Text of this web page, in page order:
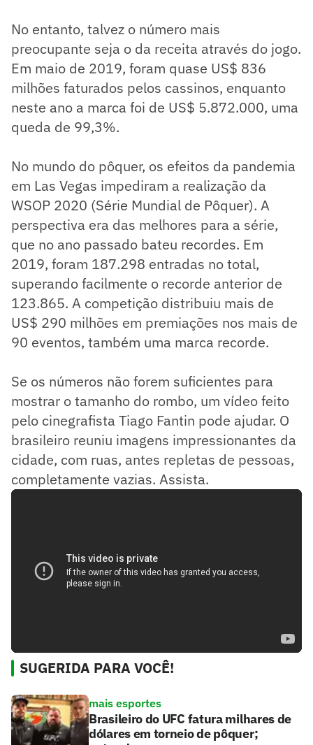
No entanto, talvez o número mais
preocupante seja o da receita através do jogo.
Em maio de 2019, foram quase US$ 836
milhões faturados pelos cassinos, enquanto
neste ano a marca foi de US$ 5.872.000, uma
queda de 99,3%.
No mundo do pôquer, os efeitos da pandemia
em Las Vegas impediram a realização da
WSOP 2020 (Série Mundial de Pôquer). A
perspectiva era das melhores para a série,
que no ano passado bateu recordes. Em
2019, foram 187.298 entradas no total,
superando facilmente o recorde anterior de
123.865. A competição distribuiu mais de
US$ 290 milhões em premiações nos mais de
90 eventos, também uma marca recorde.
Se os números não forem suficientes para
mostrar o tamanho do rombo, um vídeo feito
pelo cinegrafista Tiago Fantin pode ajudar. O
brasileiro reuniu imagens impressionantes da
cidade, com ruas, antes repletas de pessoas,
completamente vazias. Assista.
SUGERIDA PARA VOCÊ!
mais esportes
Brasileiro do UFC fatura milhares de
dólares em torneio de pôquer;